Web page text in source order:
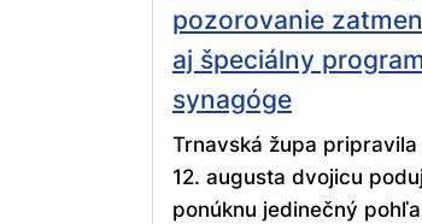
pozorovanie
aj špeciálny
synagóge
Trnavská župa
12. augusta dvojicu
ponúknu jedinečný